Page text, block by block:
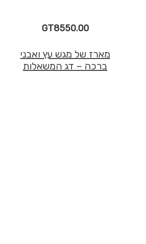
GT8550.00
מארז של מגש עץ ואבני
ברכה – דג המשאלות